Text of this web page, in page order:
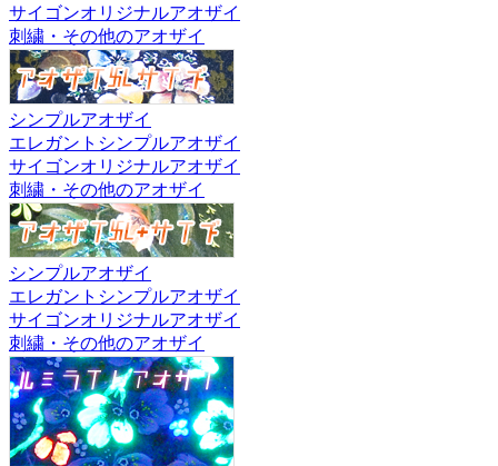
サイゴンオリジナルアオザイ
刺繍・その他のアオザイ
シンプルアオザイ
エレガントシンプルアオザイ
サイゴンオリジナルアオザイ
刺繍・その他のアオザイ
シンプルアオザイ
エレガントシンプルアオザイ
サイゴンオリジナルアオザイ
刺繍・その他のアオザイ